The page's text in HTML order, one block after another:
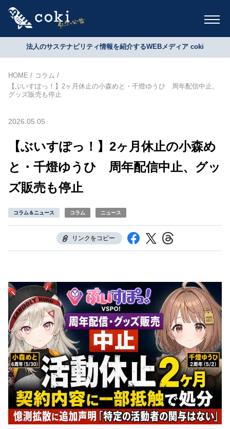
法人のサステナビリティ情報を紹介するWEBメディア coki
HOME
コラム
【ぶいすぽっ！】2ヶ月休止の小森めと・千燈ゆうひ 周年配信中止、
グッズ販売も停止
2026.05.05
【ぶいすぽっ！】2ヶ月休止の小森め
と・千燈ゆうひ 周年配信中止、グッ
ズ販売も停止
コラム＆ニュース コラム ニュース
リンクをコピー